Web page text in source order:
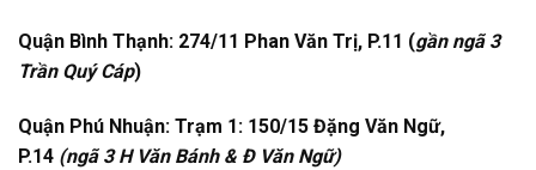
Quận Bình Thạnh: 274/11 Phan Văn Trị, P.11 (gần ngã 3
Trần Quý Cáp)
Quận Phú Nhuận: Trạm 1: 150/15 Đặng Văn Ngữ,
P.14 (ngã 3 H Văn Bánh & Đ Văn Ngữ)